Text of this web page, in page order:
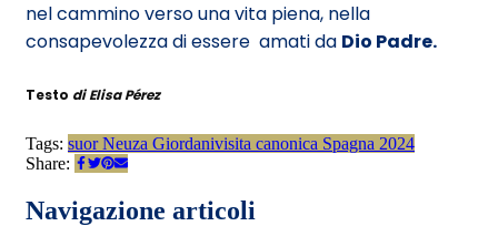
nel cammino verso una vita piena, nella
consapevolezza di essere amati da Dio Padre.
Testo di Elisa Pérez
Tags: suor Neuza Giordanivisita canonica Spagna 2024
Share:
Navigazione articoli